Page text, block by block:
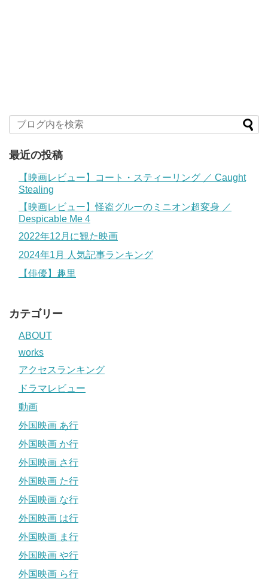
最近の投稿
【映画レビュー】コート・スティーリング ／ Caught
Stealing
【映画レビュー】怪盗グルーのミニオン超変身 ／
Despicable Me 4
2022年12月に観た映画
2024年1月 人気記事ランキング
【俳優】趣里
カテゴリー
ABOUT
works
アクセスランキング
ドラマレビュー
動画
外国映画 あ行
外国映画 か行
外国映画 さ行
外国映画 た行
外国映画 な行
外国映画 は行
外国映画 ま行
外国映画 や行
外国映画 ら行